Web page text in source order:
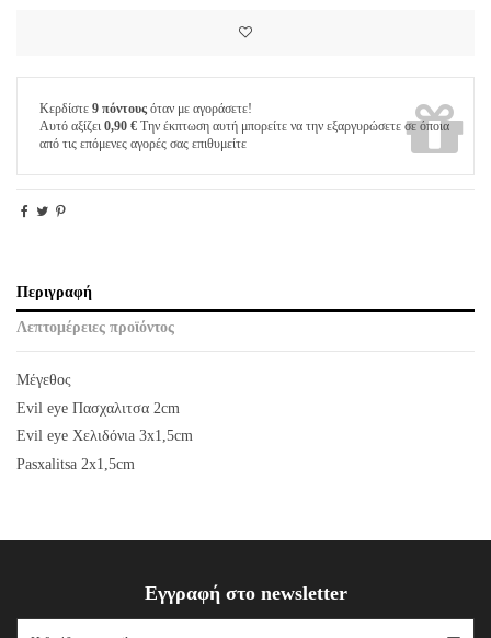
Κερδίστε 9 πόντους όταν με αγοράσετε!
Αυτό αξίζει 0,90 € Την έκπτωση αυτή μπορείτε να την εξαργυρώσετε σε όποια
από τις επόμενες αγορές σας επιθυμείτε
Περιγραφή
Λεπτομέρειες προϊόντος
Μέγεθος
Evil eye Πασχαλιτσα 2cm
Evil eye Χελιδόνιa 3x1,5cm
Pasxalitsa 2x1,5cm
Εγγραφή στο newsletter